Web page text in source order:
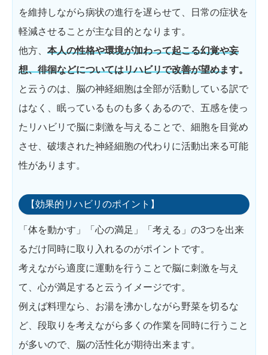
を維持しながら病状の進行を遅らせて、日常の症状を
軽減させることが主な目的となります。
他方、 本人の性格や環境が加わって起こる幻覚や妄
想、徘徊などについてはリハビリで改善が望めます。
と云うのは、脳の神経細胞は全部が活動している訳で
はなく、眠っているものも多くあるので、五感を使っ
たリハビリで脳に刺激を与えることで、細胞を目覚め
させ、破壊された神経細胞の代わりに活動出来る可能
性があります。
【効果的リハビリのポイント】
「体を動かす」「心の満足」「考える」の3つを出来
るだけ同時に取り入れるのがポイントです。
考えながら適度に運動を行うことで脳に刺激を与え
て、心が満足すると云うイメージです。
例えば料理なら、お湯を沸かしながら野菜を切るな
ど、段取りを考えながら多くの作業を同時に行うこと
が多いので、脳の活性化が期待出来ます。